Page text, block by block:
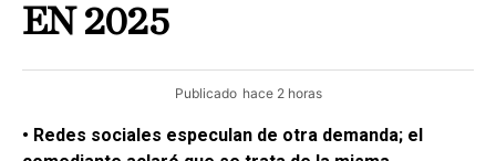
EN 2025
Publicado hace 2 horas
• Redes sociales especulan de otra demanda; el